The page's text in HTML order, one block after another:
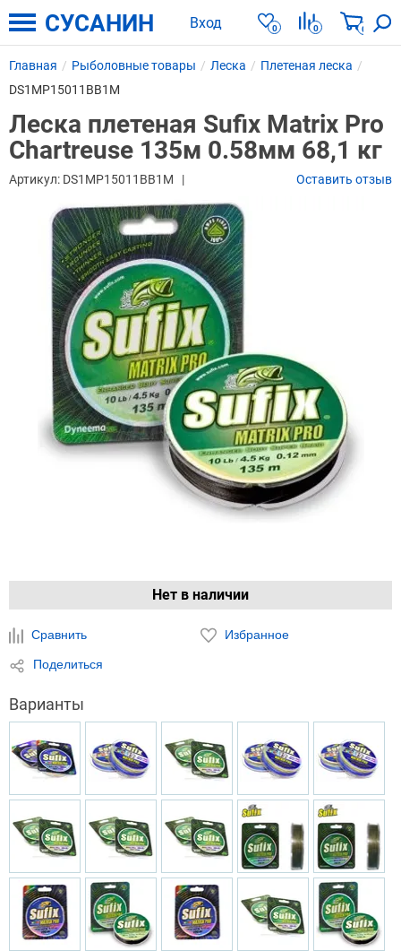
Вход 0 0 0
СУСАНИН
Главная Рыболовные товары Леска
Плетеная леска
DS1MP15011BB1M
Леска плетеная Sufix Matrix Pro
Chartreuse 135м 0.58мм 68,1 кг
Артикул: DS1MP15011BB1M Оставить отзыв
Нет в наличии
Сравнить Избранное
Поделиться
Варианты